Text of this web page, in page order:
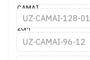
UZ-CAMAI-128-01
UZ-CAMAI-96-12